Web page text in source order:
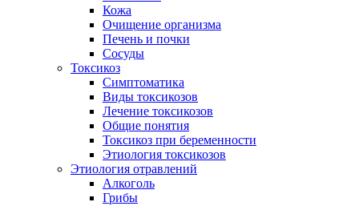
Кожа
Очищение организма
Печень и почки
Сосуды
Токсикоз
Cимптоматика
Виды токсикозов
Лечение токсикозов
Общие понятия
Токсикоз при беременности
Этиология токсикозов
Этиология отравлений
Алкоголь
Грибы